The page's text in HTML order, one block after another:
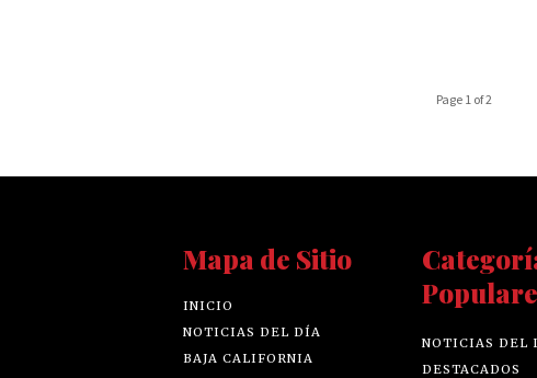
Page 1 of 2
Mapa de Sitio
INICIO
NOTICIAS DEL DÍA
BAJA CALIFORNIA
NOTICIAS DEL
DESTACADOS